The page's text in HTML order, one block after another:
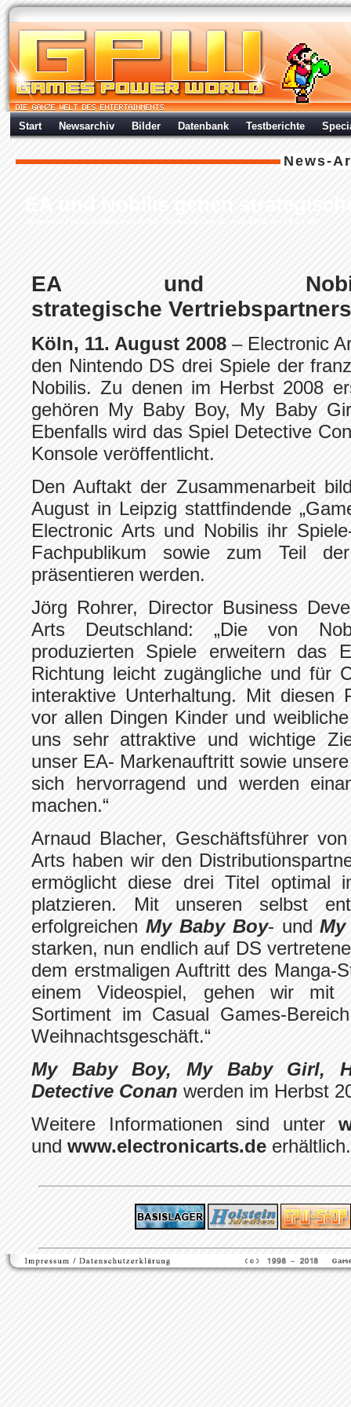
Start Newsarchiv Bilder Datenbank Testberichte
News-
EA und
strategische
Köln, 11. August 2008– Electronic
den Nintendo DS drei Spiele der
Nobilis. Zu denen im Herbst 2008
gehören My Baby Boy, My Baby
Ebenfalls wird das Spiel Detective
Konsole veröffentlicht.
Den Auftakt der Zusammenarbeit
August in Leipzig stattfindende
Electronic Arts und Nobilis ihr
Fachpublikum sowie zum Teil
präsentieren werden.
Jörg Rohrer, Director Business
Arts Deutschland: „Die von
produzierten Spiele erweitern das
Richtung leicht zugängliche und für
interaktive Unterhaltung. Mit diesen
vor allen Dingen Kinder und
uns sehr attraktive und wichtige
unser EA- Markenauftritt sowie
sich hervorragend und werden
machen.“
Arnaud Blacher, Geschäftsführer
Arts haben wir den
ermöglicht diese drei Titel optimal
platzieren. Mit unseren selbst
erfolgreichen My Baby Boy- und
starken, nun endlich auf DS
dem erstmaligen Auftritt des Manga-
einem Videospiel, gehen wir mit
Sortiment im Casual Games-
Weihnachtsgeschäft.“
My Baby Boy, My Baby Girl,
Detective Conan werden im Herbst
Weitere Informationen sind unter
und www.electronicarts.de erhältlich.